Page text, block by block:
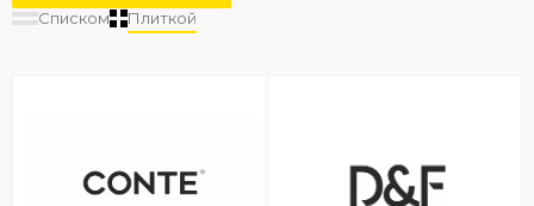
Списком Плиткой